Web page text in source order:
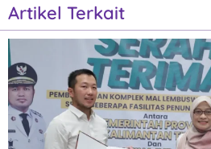
Artikel Terkait